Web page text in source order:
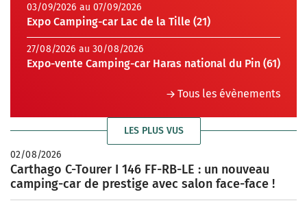
03/09/2026 au 07/09/2026
Expo Camping-car Lac de la Tille (21)
27/08/2026 au 30/08/2026
Expo-vente Camping-car Haras national du Pin (61)
Tous les évènements
LES PLUS VUS
02/08/2026
Carthago C-Tourer I 146 FF-RB-LE : un nouveau
camping-car de prestige avec salon face-face !